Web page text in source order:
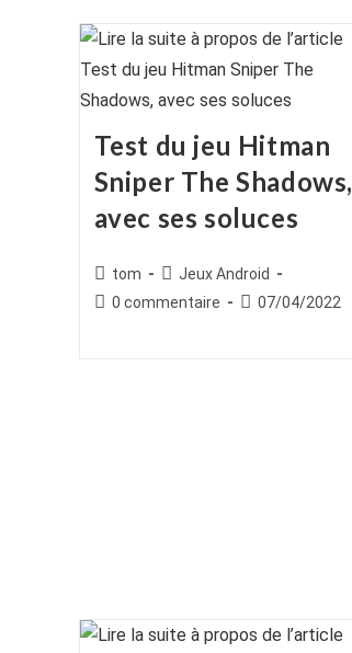
Test du jeu Hitman
Sniper The Shadows,
avec ses soluces
Auteur/autrice
de
tom
Post
category:
Jeux Android
Commentaires
0 commentaire
Publication
07/04/2022